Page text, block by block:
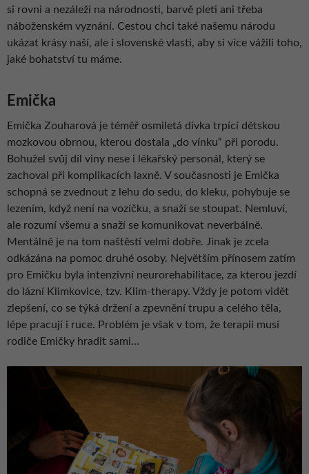
si rovni a nezáleží na národnosti, barvě pleti ani třeba
náboženském vyznání. Cestou chci také našemu národu
ukázat krásy naší, ale i slovenské vlasti, aby si více vážili toho,
jaké bohatství tu máme.
Emička
Emička Zouharová je téměř osmiletá dívka trpící dětskou
mozkovou obrnou, kterou dostala „do vínku“ při porodu.
Bohužel svůj díl viny nese i lékařský personál, který se
zachoval při komplikacích laxně. V současnosti je Emička
schopná se zvednout z lehu do sedu, do kleku, pohybuje se
lezením, když není na vozíčku, a snaží se stoupat. Nemluví,
ale rozumí všemu a snaží se komunikovat neverbálně.
Mentálně je na tom naštěstí velmi dobře. Jinak je zcela
odkázána na pomoc druhé osoby. Největším přínosem zatím
pro Emičku byla intenzivní neurorehabilitace, za kterou jezdí
do lázní Klimkovice, tzv. Klim-therapy. Vždy je potom vidět
zlepšení, co se týká držení a zpevnění trupu a celého těla,
lépe pracují i ruce. Problém je však v tom, že terapii musí
rodiče Emičky hradit sami…